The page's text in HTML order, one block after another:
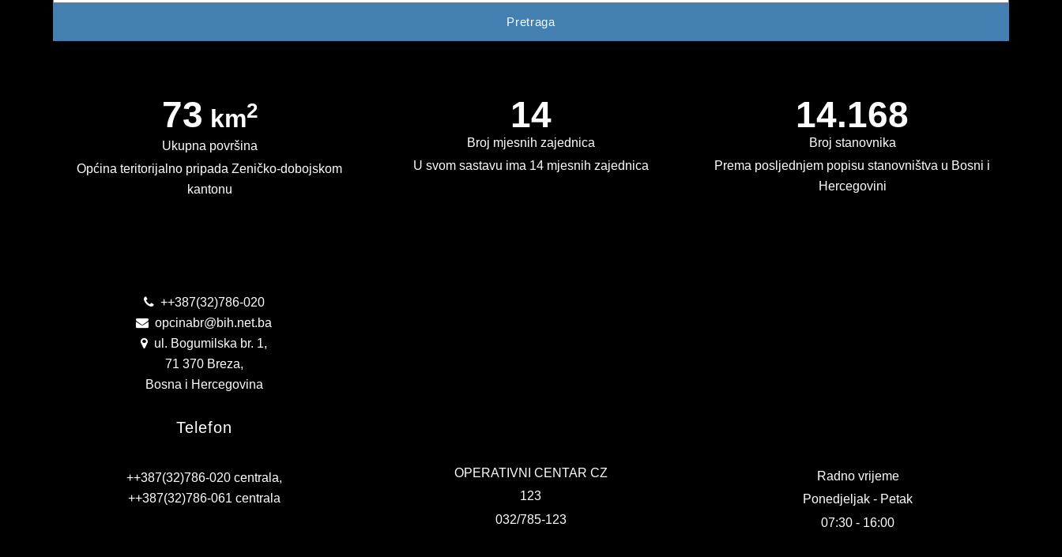
73 km2
Ukupna površina
Općina teritorijalno pripada Zeničko-dobojskom
kantonu
14
Broj mjesnih zajednica
U svom sastavu ima 14 mjesnih zajednica
14.168
Broj stanovnika
Prema posljednjem popisu stanovništva u Bosni i
Hercegovini
++387(32)786-020
opcinabr@bih.net.ba
ul. Bogumilska br. 1,
71 370 Breza,
Bosna i Hercegovina
Telefon
++387(32)786-020 centrala,
++387(32)786-061 centrala
OPERATIVNI CENTAR CZ
123
032/785-123
Radno vrijeme
Ponedjeljak - Petak
07:30 - 16:00